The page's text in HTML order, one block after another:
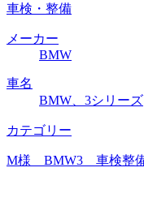
車検・整備
メーカー
BMW
車名
BMW、3シリーズ
カテゴリー
M様 BMW3 車検整備